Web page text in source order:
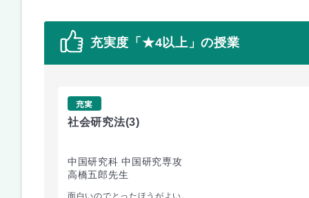
充実度「★4以上」の授業
充実
社会研究法(3)
中国研究科 中国研究専攻
高橋五郎先生
面白いのでとったほうがよい。...